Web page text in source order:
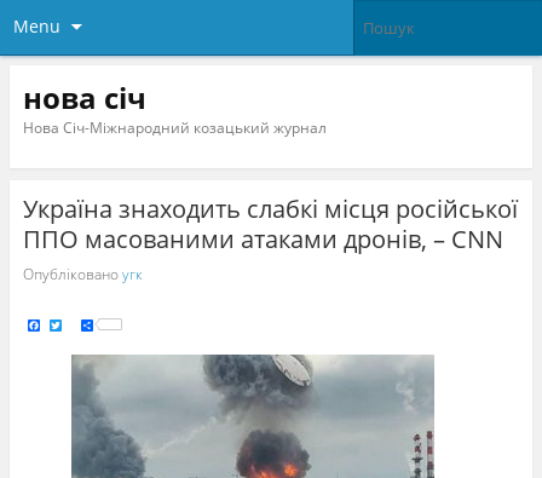
Menu
нова січ
Нова Січ-Міжнародний козацький журнал
Україна знаходить слабкі місця російської
ППО масованими атаками дронів, – CNN
Опублікованоугк
Fa Tw S
h
a
r
e